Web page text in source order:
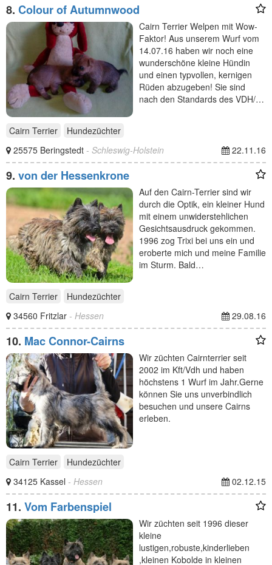
8. Colour of Autumnwood
Cairn Terrier Welpen mit Wow-
Faktor! Aus unserem Wurf vom
14.07.16 haben wir noch eine
wunderschöne kleine Hündin
und einen typvollen, kernigen
Rüden abzugeben! Sie sind
nach den Standards des VDH/…
Cairn Terrier
Hundezüchter
25575 Beringstedt - Schleswig-Holstein 22.11.16
9. von der Hessenkrone
Auf den Cairn-Terrier sind wir
durch die Optik, ein kleiner Hund
mit einem unwiderstehlichen
Gesichtsausdruck gekommen.
1996 zog Trixi bei uns ein und
eroberte mich und meine Familie
im Sturm. Bald…
Cairn Terrier
Hundezüchter
34560 Fritzlar - Hessen 29.08.16
10. Mac Connor-Cairns
Wir züchten Cairnterrier seit
2002 im Kft/Vdh und haben
höchstens 1 Wurf im Jahr.Gerne
können Sie uns unverbindlich
besuchen und unsere Cairns
erleben.
Cairn Terrier
Hundezüchter
34125 Kassel - Hessen 02.12.15
11. Vom Farbenspiel
Wir züchten seit 1996 dieser
kleine
lustigen,robuste,kinderlieben
,kleinen Kobolde in kleinen